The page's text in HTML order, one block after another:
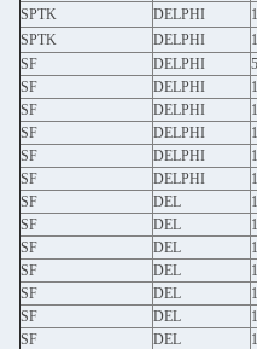
SPTK
DELPHI
SPTK
DELPHI
SF
DELPHI
SF
DELPHI
SF
DELPHI
SF
DELPHI
SF
DELPHI
SF
DELPHI
SF
DEL
SF
DEL
SF
DEL
SF
DEL
SF
DEL
SF
DEL
SF
DEL